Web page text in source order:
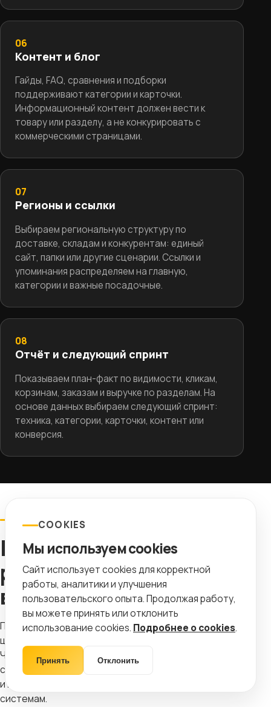
06
Контент и блог
Гайды, FAQ, сравнения и подборки
поддерживают категории и карточки.
Информационный контент должен вести к
товару или разделу, а не конкурировать с
коммерческими страницами.
07
Регионы и ссылки
Выбираем региональную структуру по
доставке, складам и конкурентам: единый
сайт, папки или другие сценарии. Ссылки и
упоминания распределяем на главную,
категории и важные посадочные.
08
Отчёт и следующий спринт
Показываем план-факт по видимости, кликам,
корзинам, заказам и выручке по разделам. На
основе данных выбираем следующий спринт:
техника, категории, карточки, контент или
конверсия.
SCHEMA И AI
Как готовим каталог к
расширенной и AI-
выдаче
Поисковая выдача всё чаще показывает товары,
цены, наличие, ответы и подборки прямо до клика.
Чтобы магазин участвовал в этих сценариях,
страницы должны быть структурированы, актуальны
и понятны не только человеку, но и поисковым
системам.
COOKIES
Мы используем cookies
Сайт использует cookies для корректной
работы, аналитики и улучшения
пользовательского опыта. Продолжая работу,
вы можете принять или отклонить
использование cookies. Подробнее о cookies.
Принять Отклонить